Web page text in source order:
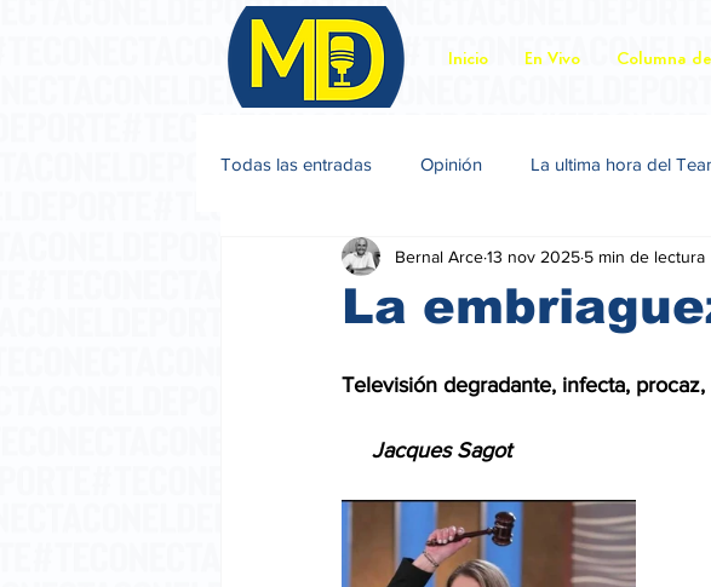
Inicio En Vivo Columna
Todas las entradas Opinión La ultima hora del
Jacques Sagot
La
Bernal Arce13 nov 2025 5 min de lectura
Televisión degradante, infecta,
     Jacques Sagot